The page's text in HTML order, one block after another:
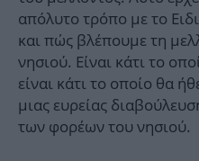
απόλυτο τρόπο με το
και πώς βλέπουμε τη
νησιού. Είναι κάτι το
είναι κάτι το οποίο θα
μιας ευρείας
των φορέων του νησιού.